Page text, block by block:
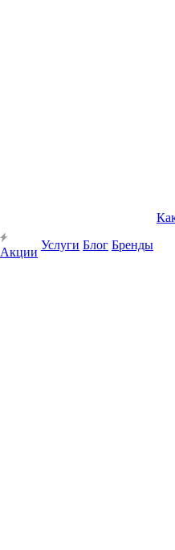
Акции
Услуги Блог Бренды